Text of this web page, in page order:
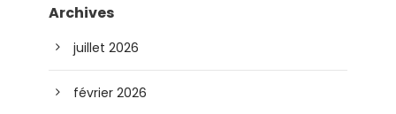
Archives
juillet 2026
février 2026